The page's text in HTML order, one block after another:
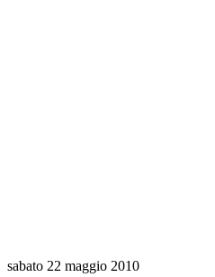
sabato 22 maggio 2010